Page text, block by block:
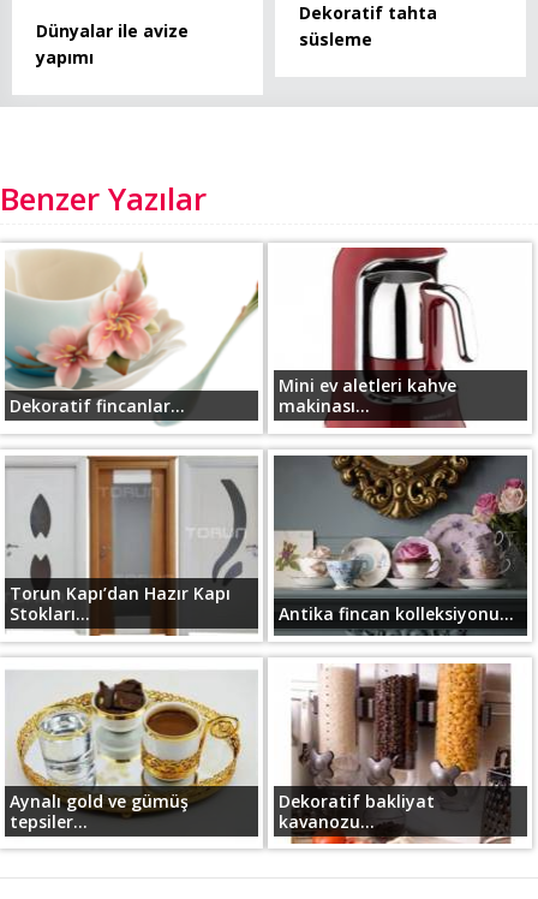
Dünyalar ile avize
yapımı
Dekoratif tahta
süsleme
Benzer Yazılar
Dekoratif fincanlar...
Mini ev aletleri kahve
makinası...
Torun Kapı’dan Hazır Kapı
Stokları...
Antika fincan kolleksiyonu...
Aynalı gold ve gümüş
tepsiler...
Dekoratif bakliyat
kavanozu...